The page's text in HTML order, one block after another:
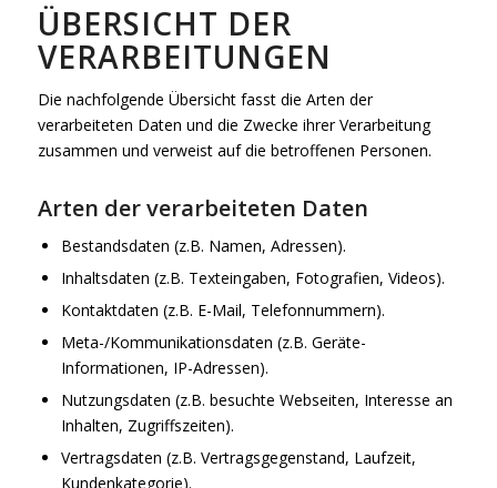
ÜBERSICHT DER
VERARBEITUNGEN
Die nachfolgende Übersicht fasst die Arten der
verarbeiteten Daten und die Zwecke ihrer Verarbeitung
zusammen und verweist auf die betroffenen Personen.
Arten der verarbeiteten Daten
Bestandsdaten (z.B. Namen, Adressen).
Inhaltsdaten (z.B. Texteingaben, Fotografien, Videos).
Kontaktdaten (z.B. E-Mail, Telefonnummern).
Meta-/Kommunikationsdaten (z.B. Geräte-
Informationen, IP-Adressen).
Nutzungsdaten (z.B. besuchte Webseiten, Interesse an
Inhalten, Zugriffszeiten).
Vertragsdaten (z.B. Vertragsgegenstand, Laufzeit,
Kundenkategorie).